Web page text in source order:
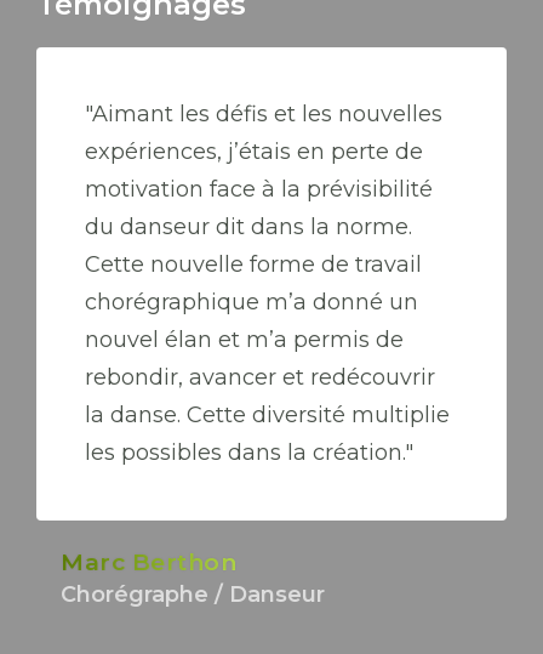
"Aimant les défis et les nouvelles
expériences, j’étais en perte de
motivation face à la prévisibilité
du danseur dit dans la norme.
Cette nouvelle forme de travail
chorégraphique m’a donné un
nouvel élan et m’a permis de
rebondir, avancer et redécouvrir
la danse. Cette diversité multiplie
les possibles dans la création."
Marc Berthon
Chorégraphe / Danseur